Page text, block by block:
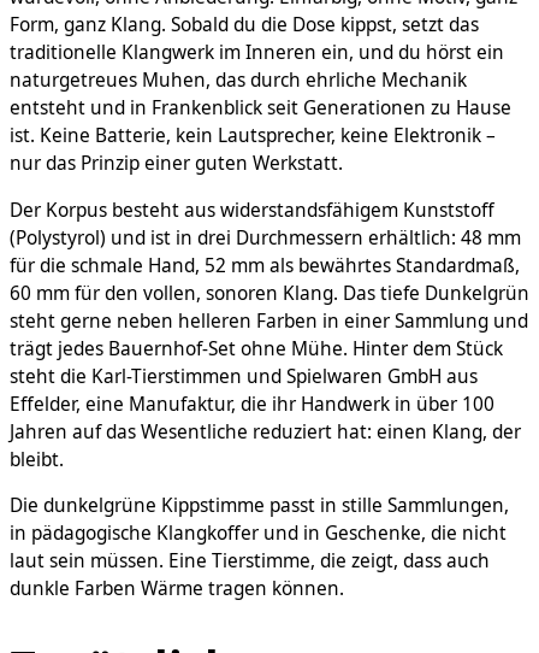
Form, ganz Klang. Sobald du die Dose kippst, setzt das
traditionelle Klangwerk im Inneren ein, und du hörst ein
naturgetreues Muhen, das durch ehrliche Mechanik
entsteht und in Frankenblick seit Generationen zu Hause
ist. Keine Batterie, kein Lautsprecher, keine Elektronik –
nur das Prinzip einer guten Werkstatt.
Der Korpus besteht aus widerstandsfähigem Kunststoff
(Polystyrol) und ist in drei Durchmessern erhältlich: 48 mm
für die schmale Hand, 52 mm als bewährtes Standardmaß,
60 mm für den vollen, sonoren Klang. Das tiefe Dunkelgrün
steht gerne neben helleren Farben in einer Sammlung und
trägt jedes Bauernhof-Set ohne Mühe. Hinter dem Stück
steht die Karl-Tierstimmen und Spielwaren GmbH aus
Effelder, eine Manufaktur, die ihr Handwerk in über 100
Jahren auf das Wesentliche reduziert hat: einen Klang, der
bleibt.
Die dunkelgrüne Kippstimme passt in stille Sammlungen,
in pädagogische Klangkoffer und in Geschenke, die nicht
laut sein müssen. Eine Tierstimme, die zeigt, dass auch
dunkle Farben Wärme tragen können.